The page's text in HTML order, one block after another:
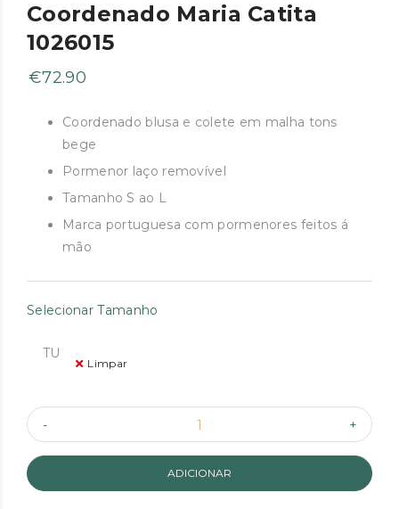
Coordenado Maria Catita
1026015
€72.90
Coordenado blusa e colete em malha tons
bege
Pormenor laço removível
Tamanho S ao L
Marca portuguesa com pormenores feitos á
mão
Selecionar Tamanho
TU
Limpar
ADICIONAR